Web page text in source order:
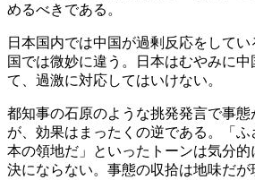
めるべきである。
日本国内では中国が過剰反応をして
国では微妙に違う。日本はむやみに
て、過激に対応してはいけない。
都知事の石原のような挑発発言で事
が、効果はまったくの逆である。「ふ
本の領地だ」といったトーンは気分
決にならない。事態の収拾は地味だ